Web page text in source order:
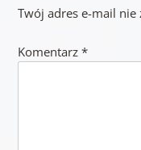
Twój adres e-mail
Komentarz *